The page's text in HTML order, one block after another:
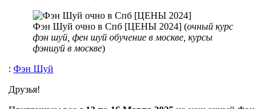
Фэн Шуй очно в Спб [ЦЕНЫ 2024] (очный курс
фэн шуй, фен шуй обучение в москве, курсы
фэншуй в москве)
: Фэн Шуй
Друзья!